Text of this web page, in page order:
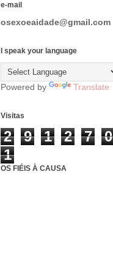
e-mail
osexoeaidade@gmail.com
I speak your language
Powered by Translate
Visitas
2 9 1 2 7
0
1
OS FIÉIS À CAUSA